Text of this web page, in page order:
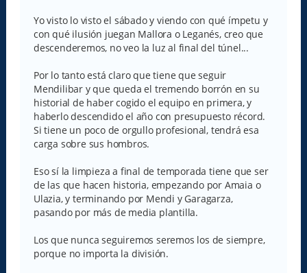
s
a
j
e
Yo visto lo visto el sábado y viendo con qué ímpetu y
con qué ilusión juegan Mallora o Leganés, creo que
descenderemos, no veo la luz al final del túnel...
Por lo tanto está claro que tiene que seguir
Mendilibar y que queda el tremendo borrón en su
historial de haber cogido el equipo en primera, y
haberlo descendido el año con presupuesto récord.
Si tiene un poco de orgullo profesional, tendrá esa
carga sobre sus hombros.
Eso sí la limpieza a final de temporada tiene que ser
de las que hacen historia, empezando por Amaia o
Ulazia, y terminando por Mendi y Garagarza,
pasando por más de media plantilla.
Los que nunca seguiremos seremos los de siempre,
porque no importa la división.